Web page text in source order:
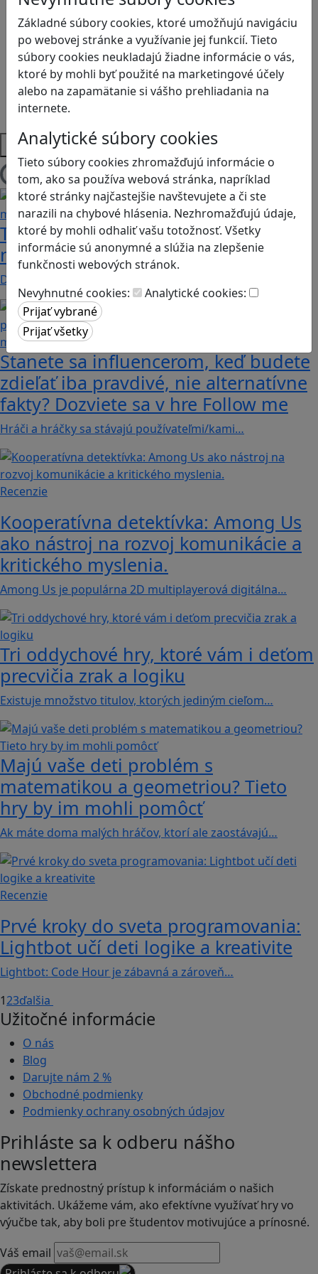
Základné súbory cookies, ktoré umožňujú navigáciu
po webovej stránke a využívanie jej funkcií. Tieto
súbory cookies neukladajú žiadne informácie o vás,
ktoré by mohli byť použité na marketingové účely
alebo na zapamätanie si vášho prehliadania na
internete.
Analytické súbory cookies
Tieto súbory cookies zhromažďujú informácie o
tom, ako sa používa webová stránka, napríklad
ktoré stránky najčastejšie navštevujete a či ste
narazili na chybové hlásenia. Nezhromažďujú údaje,
ktoré by mohli odhaliť vašu totožnosť. Všetky
informácie sú anonymné a slúžia na zlepšenie
funkčnosti webových stránok.
Nevyhnutné cookies:
Analytické cookies:
Logické myslenie
Ľudské práva a tolerancia
Motorika a koncentrácia
Programovanie/Technika
Sociálne zručnosti a kooperácia
Strategické myslenie
Zdravie a pohyb
Platformy
Načítam blogy
Tick Tock: A Tale for Tw‪o je hra s
netradičnou mechanikou spolupráce
Dvaja hráči simultánne lúštia bizarné logické…
Stanete sa influencerom, keď budete
zdieľať iba pravdivé, nie alternatívne
fakty? Dozviete sa v hre Follow me
Hráči a hráčky sa stávajú používateľmi/kami…
Recenzie
Kooperatívna detektívka: Among Us
ako nástroj na rozvoj komunikácie a
kritického myslenia.
Among Us je populárna 2D multiplayerová digitálna…
Tri oddychové hry, ktoré vám i deťom
precvičia zrak a logiku
Existuje množstvo titulov, ktorých jediným cieľom…
Majú vaše deti problém s
matematikou a geometriou? Tieto
hry by im mohli pomôcť
Ak máte doma malých hráčov, ktorí ale zaostávajú…
Recenzie
Prvé kroky do sveta programovania:
Lightbot učí deti logike a kreativite
Lightbot: Code Hour je zábavná a zároveň…
123ďalšia
Užitočné informácie
O nás
Blog
Darujte nám 2 %
Obchodné podmienky
Podmienky ochrany osobných údajov
Prihláste sa k odberu nášho
newslettera
Získate prednostný prístup k informáciám o našich
aktivitách. Ukážeme vám, ako efektívne využívať hry vo
výučbe tak, aby boli pre študentov motivujúce a prínosné.
Váš email